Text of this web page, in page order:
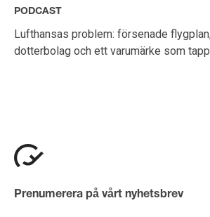
PODCAST
Lufthansas problem: försenade
dotterbolag och ett varumärke som
Prenumerera på vårt nyhetsbrev